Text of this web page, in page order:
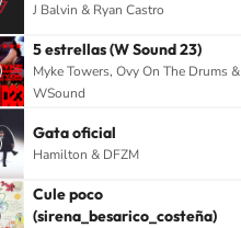
J Balvin & Ryan Castro
5 estrellas (W Sound 23)
Myke Towers, Ovy On The Drums &
WSound
Gata oficial
Hamilton & DFZM
Cule poco
(sirena_besarico_costeña)